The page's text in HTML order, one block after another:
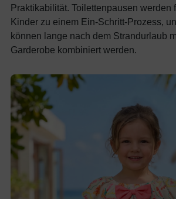
Praktikabilität. Toilettenpausen werden
Kinder zu einem Ein-Schritt-Prozess,
können lange nach dem Strandurlaub
Garderobe kombiniert werden.